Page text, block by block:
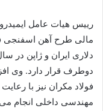
رییس هیات عامل
دلاری ایران و ژاپن
دوطرف قرار دارد. وی
فولاد مکران نیز با
مهندسی داخلی انجام